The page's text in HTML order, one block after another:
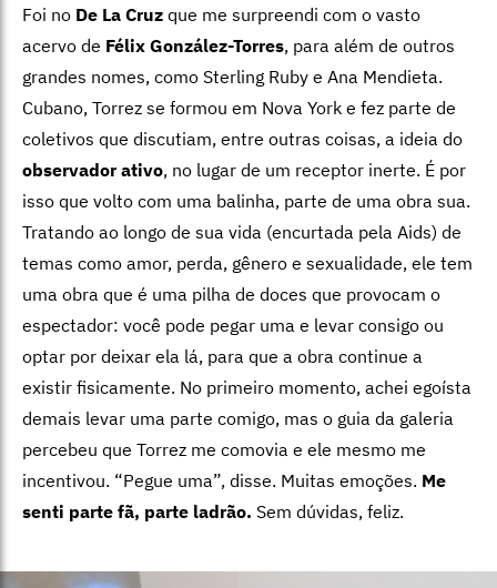
Foi no De La Cruz que me surpreendi com o vasto
acervo de Félix González-Torres, para além de outros
grandes nomes, como Sterling Ruby e Ana Mendieta.
Cubano, Torrez se formou em Nova York e fez parte de
coletivos que discutiam, entre outras coisas, a ideia do
observador ativo, no lugar de um receptor inerte. É por
isso que volto com uma balinha, parte de uma obra sua.
Tratando ao longo de sua vida (encurtada pela Aids) de
temas como amor, perda, gênero e sexualidade, ele tem
uma obra que é uma pilha de doces que provocam o
espectador: você pode pegar uma e levar consigo ou
optar por deixar ela lá, para que a obra continue a
existir fisicamente. No primeiro momento, achei egoísta
demais levar uma parte comigo, mas o guia da galeria
percebeu que Torrez me comovia e ele mesmo me
incentivou. “Pegue uma”, disse. Muitas emoções. Me
senti parte fã, parte ladrão. Sem dúvidas, feliz.